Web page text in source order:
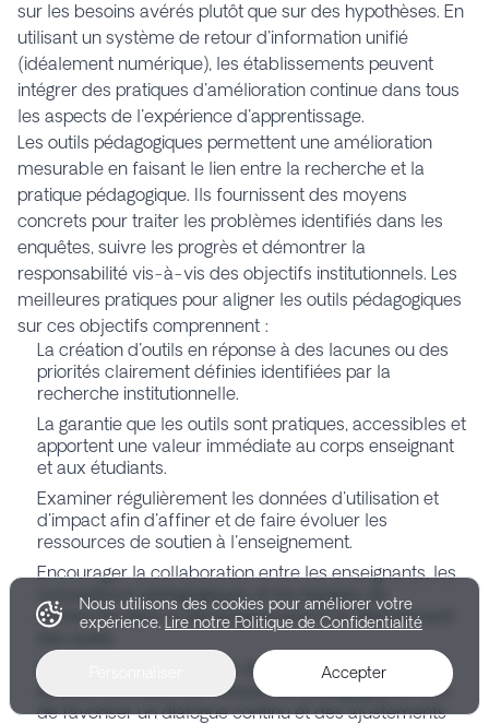
sur les besoins avérés plutôt que sur des hypothèses. En
utilisant un système de retour d'information unifié
(idéalement numérique), les établissements peuvent
intégrer des pratiques d'amélioration continue dans tous
les aspects de l'expérience d'apprentissage.
Les outils pédagogiques permettent une amélioration
mesurable en faisant le lien entre la recherche et la
pratique pédagogique. Ils fournissent des moyens
concrets pour traiter les problèmes identifiés dans les
enquêtes, suivre les progrès et démontrer la
responsabilité vis-à-vis des objectifs institutionnels. Les
meilleures pratiques pour aligner les outils pédagogiques
sur ces objectifs comprennent :
La création d'outils en réponse à des lacunes ou des
priorités clairement définies identifiées par la
recherche institutionnelle.
La garantie que les outils sont pratiques, accessibles et
apportent une valeur immédiate au corps enseignant
et aux étudiants.
Examiner régulièrement les données d'utilisation et
d'impact afin d'affiner et de faire évoluer les
ressources de soutien à l'enseignement.
Encourager la collaboration entre les enseignants, les
concepteurs pédagogiques et les équipes de
recherche dans le développement et le déploiement
des outils.
Intégrer des mécanismes de retour d'information
directement dans les ressources pédagogiques, afin
de favoriser un dialogue continu et des ajustements
Nous utilisons des cookies pour améliorer votre
expérience.
Lire notre Politique de Confidentialité
Accepter